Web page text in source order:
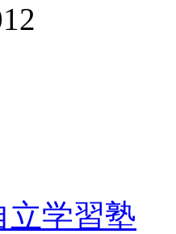
立学習塾